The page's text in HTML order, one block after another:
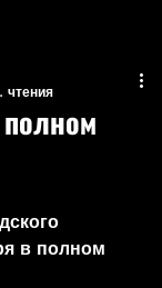
чтения
в полном